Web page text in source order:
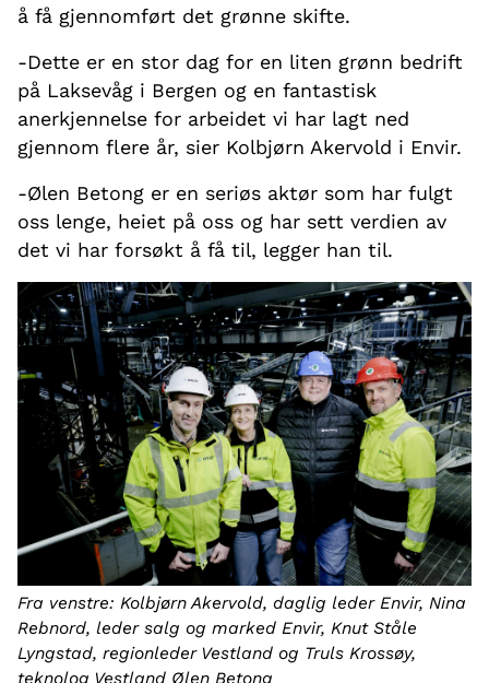
å få gjennomført det grønne skifte.
-Dette er en stor dag for en liten grønn bedrift
på Laksevåg i Bergen og en fantastisk
anerkjennelse for arbeidet vi har lagt ned
gjennom flere år, sier Kolbjørn Akervold i Envir.
-Ølen Betong er en seriøs aktør som har fulgt
oss lenge, heiet på oss og har sett verdien av
det vi har forsøkt å få til, legger han til.
Fra venstre: Kolbjørn Akervold, daglig leder Envir, Nina
Rebnord, leder salg og marked Envir, Knut Ståle
Lyngstad, regionleder Vestland og Truls Krossøy,
teknolog Vestland Ølen Betong